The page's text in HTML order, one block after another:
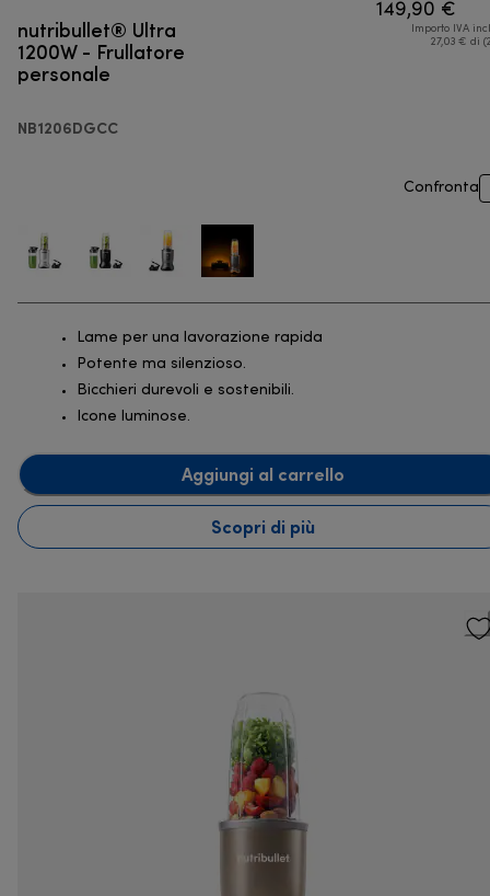
nutribullet® Ultra
1200W - Frullatore
personale
NB1206DGCC
149,90 €
Importo IVA
27,03 € di
Confronta
Lame per una lavorazione rapida
Potente ma silenzioso.
Bicchieri durevoli e sostenibili.
Icone luminose.
Aggiungi al carrello
Scopri di più